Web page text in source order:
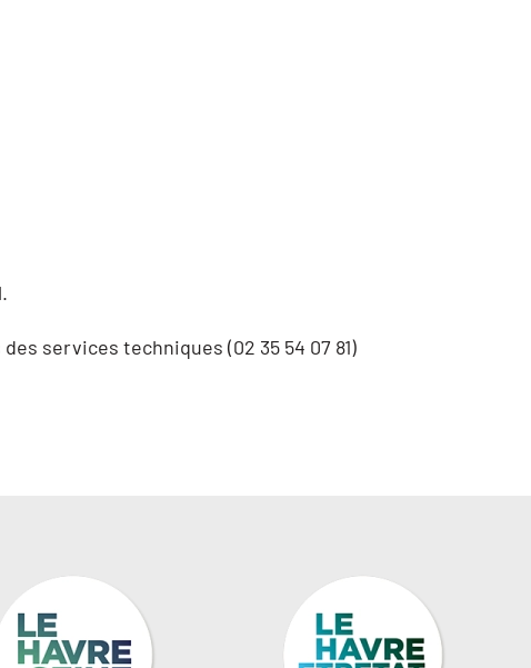
services techniques (02 35 54 07 81)